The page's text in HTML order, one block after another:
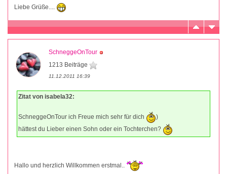
Liebe Grüße....
SchneggeOnTour
1213 Beiträge
11.12.2011 16:39
Zitat von isabela32:
SchneggeOnTour ich Freue mich sehr für dich
)
hättest du Lieber einen Sohn oder ein Tochterchen?
Hallo und herzlich Willkommen erstmal..